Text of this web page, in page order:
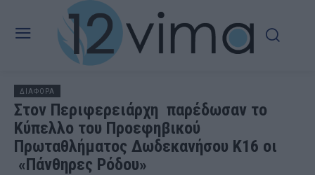
ΔΙΑΦΟΡΑ
Στον Περιφερειάρχη παρέδωσαν το
Κύπελλο του Προεφηβικού
Πρωταθλήματος Δωδεκανήσου Κ16 οι
«Πάνθηρες Ρόδου»